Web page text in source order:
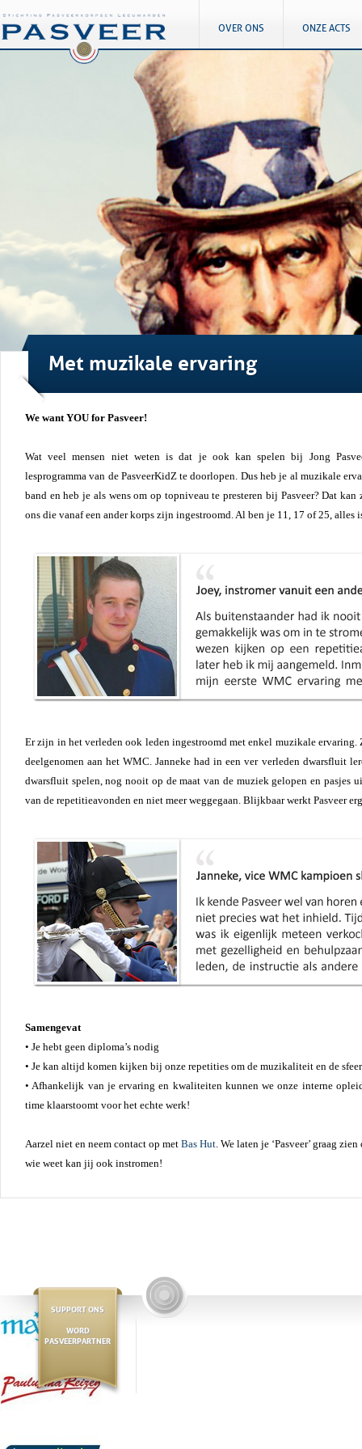
OVER ONS ONZE ACTS
Met muzikale ervaring
We want YOU for Pasveer!
Wat veel mensen niet weten is dat je ook kan spelen bij Jong
lesprogramma van de PasveerKidZ te doorlopen. Dus heb je al muzikale
band en heb je als wens om op topniveau te presteren bij Pasveer? Dat
ons die vanaf een ander korps zijn ingestroomd. Al ben je 11, 17 of 25, alles
Er zijn in het verleden ook leden ingestroomd met enkel muzikale ervaring.
deelgenomen aan het WMC. Janneke had in een ver verleden dwarsfluit
dwarsfluit spelen, nog nooit op de maat van de muziek gelopen en pasjes
van de repetitieavonden en niet meer weggegaan. Blijkbaar werkt Pasveer
Samengevat
• Je hebt geen diploma’s nodig
• Je kan altijd komen kijken bij onze repetities om de muzikaliteit en de
• Afhankelijk van je ervaring en kwaliteiten kunnen we onze interne
time klaarstoomt voor het echte werk!
Aarzel niet en neem contact op met Bas Hut. We laten je ‘Pasveer’ graag
wie weet kan jij ook instromen!
SUPPORT ONS
WORD
PASVEERPARTNER